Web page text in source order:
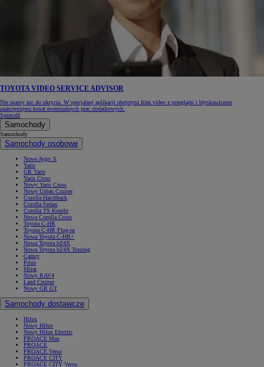
TOYOTA VIDEO SERVICE ADVISOR
Nie mamy nic do ukrycia. W specjalnej aplikacji obejrzysz film video z przeglądu i błyskawicznie
zaakceptujesz koszt ewentualnych prac dodatkowych.
Sprawdź
Samochody
Samochody
Samochody osobowe
Nowe Aygo X
Yaris
GR Yaris
Yaris Cross
Nowy Yaris Cross
Nowy Urban Cruiser
Corolla Hatchback
Corolla Sedan
Corolla TS Kombi
Nowa Corolla Cross
Toyota C-HR
Toyota C-HR Plug-in
Nowa Toyota C-HR+
Nowa Toyota bZ4X
Nowa Toyota bZ4X Touring
Camry
Prius
Mirai
Nowy RAV4
Land Cruiser
Nowy GR GT
Samochody dostawcze
Hilux
Nowy Hilux
Nowy Hilux Electric
PROACE Max
PROACE
PROACE Verso
PROACE CITY
PROACE CITY Verso